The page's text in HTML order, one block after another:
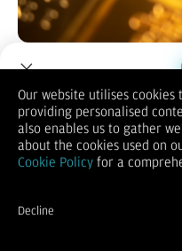
, JAKARTA –
penurunan pada pekan ini
yang berpotensi
waktu yang belum bisa
Analis Dupoin Indonesia
tanda penurunan harga
teknikal. Tren harga yang
oleh analisis candlestick
belum adanya tanda-
waktu dekat.
Kedua metode analisis ini
Trade
Our website utilises
providing personalised
also enables us to gather
about the cookies used on
Cookie Policy for a
Decline